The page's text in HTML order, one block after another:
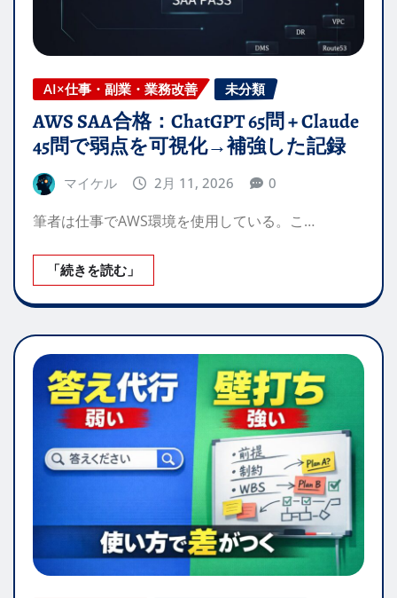
AI×仕事・副業・業務改善 未分類
AWS SAA合格：ChatGPT 65問 + Claude
45問で弱点を可視化→補強した記録
マイケル 2月 11, 2026 0
筆者は仕事でAWS環境を使用している。こ…
「続きを読む」